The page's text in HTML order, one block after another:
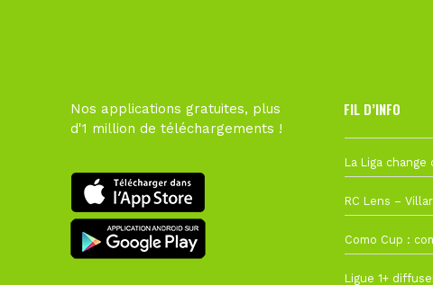
Nos applications gratuites, plus
d'1 million de téléchargements !
FIL D’INFO